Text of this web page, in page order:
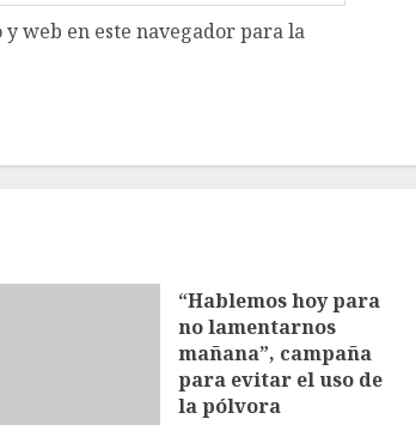
web en este navegador para la
“Hablemos hoy para
no lamentarnos
mañana”, campaña
para evitar el uso de
la pólvora